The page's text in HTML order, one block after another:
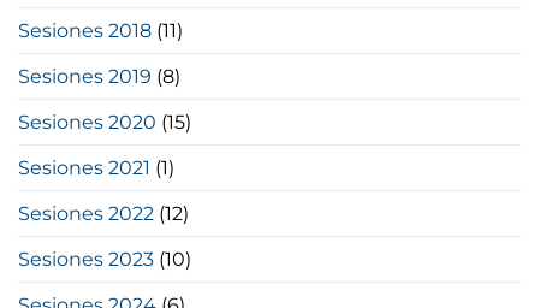
Sesiones 2018 (11)
Sesiones 2019 (8)
Sesiones 2020 (15)
Sesiones 2021 (1)
Sesiones 2022 (12)
Sesiones 2023 (10)